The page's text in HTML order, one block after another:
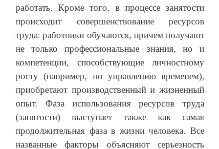
работать. Кроме того, в процессе занятости
происходит совершенствование ресурсов
труда: работники обучаются, причем получают
не только профессиональные знания, но и
компетенции, способствующие личностному
росту (например, по управлению временем),
приобретают производственный и жизненный
опыт. Фаза использования ресурсов труда
(занятости) выступает также как самая
продолжительная фаза в жизни человека. Все
названные факторы объясняют серьезность